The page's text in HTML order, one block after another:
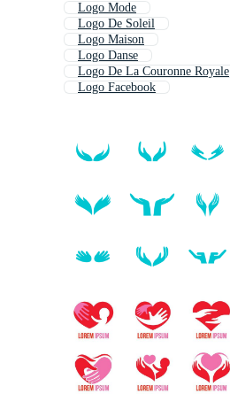
Logo Mode
Logo De Soleil
Logo Maison
Logo Danse
Logo De La Couronne Royale
Logo Facebook